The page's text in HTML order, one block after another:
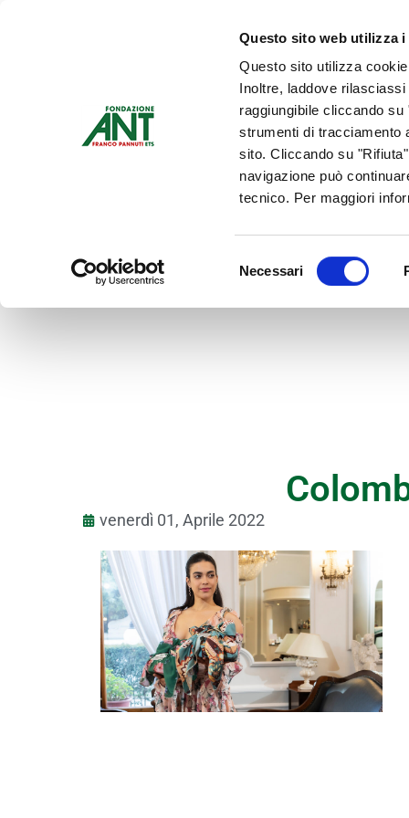
Questo sito web utilizza i
Questo sito utilizza
Inoltre, laddove
raggiungibile cliccando
strumenti di tracciamento
sito. Cliccando su
navigazione può
tecnico. Per maggiori
del
Necessari
Chi siamo
Contattaci
venerdì 01, Aprile 2022